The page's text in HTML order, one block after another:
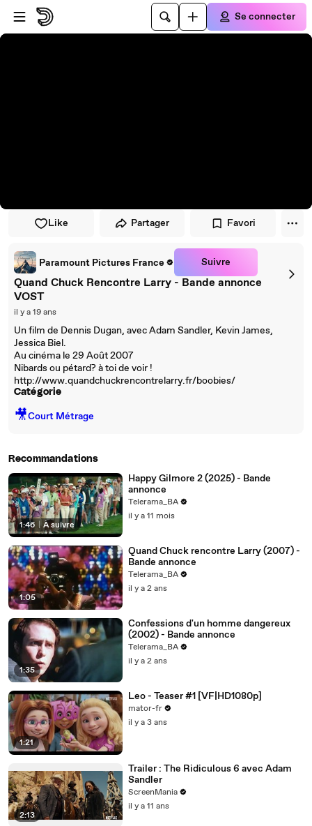
Passer au player
Passer au contenu principal
Se connecter
Like Partager Favori
Paramount Pictures France Suivre
Quand Chuck Rencontre Larry - Bande annonce
VOST
il y a 19 ans
Un film de Dennis Dugan, avec Adam Sandler, Kevin James,
Jessica Biel.
Au cinéma le 29 Août 2007
Nibards ou pétard? à toi de voir !
http://www.quandchuckrencontrelarry.fr/boobies/
Catégorie
🎥Court Métrage
Recommandations
1:46 À suivre
Happy Gilmore 2 (2025) - Bande
annonce
Telerama_BA
il y a 11 mois
1:05
Quand Chuck rencontre Larry (2007) -
Bande annonce
Telerama_BA
il y a 2 ans
1:35
Confessions d'un homme dangereux
(2002) - Bande annonce
Telerama_BA
il y a 2 ans
1:21
Leo - Teaser #1 [VF|HD1080p]
mator-fr
il y a 3 ans
2:13
Trailer : The Ridiculous 6 avec Adam
Sandler
ScreenMania
il y a 11 ans